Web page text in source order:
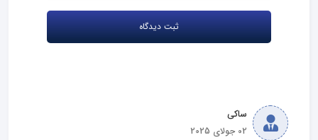
ساکی
02 جولای 2025